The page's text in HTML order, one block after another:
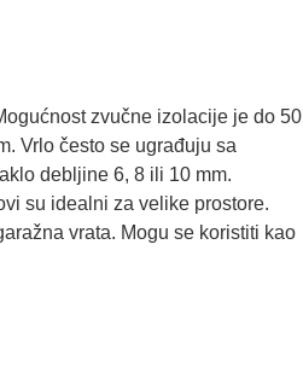
zvučne izolacije je do 50
Vrlo često se ugrađuju sa
debljine 6, 8 ili 10 mm.
su idealni za velike prostore.
vrata. Mogu se koristiti kao